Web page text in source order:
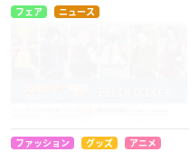
フェア ニュース
ファッション グッズ アニメ